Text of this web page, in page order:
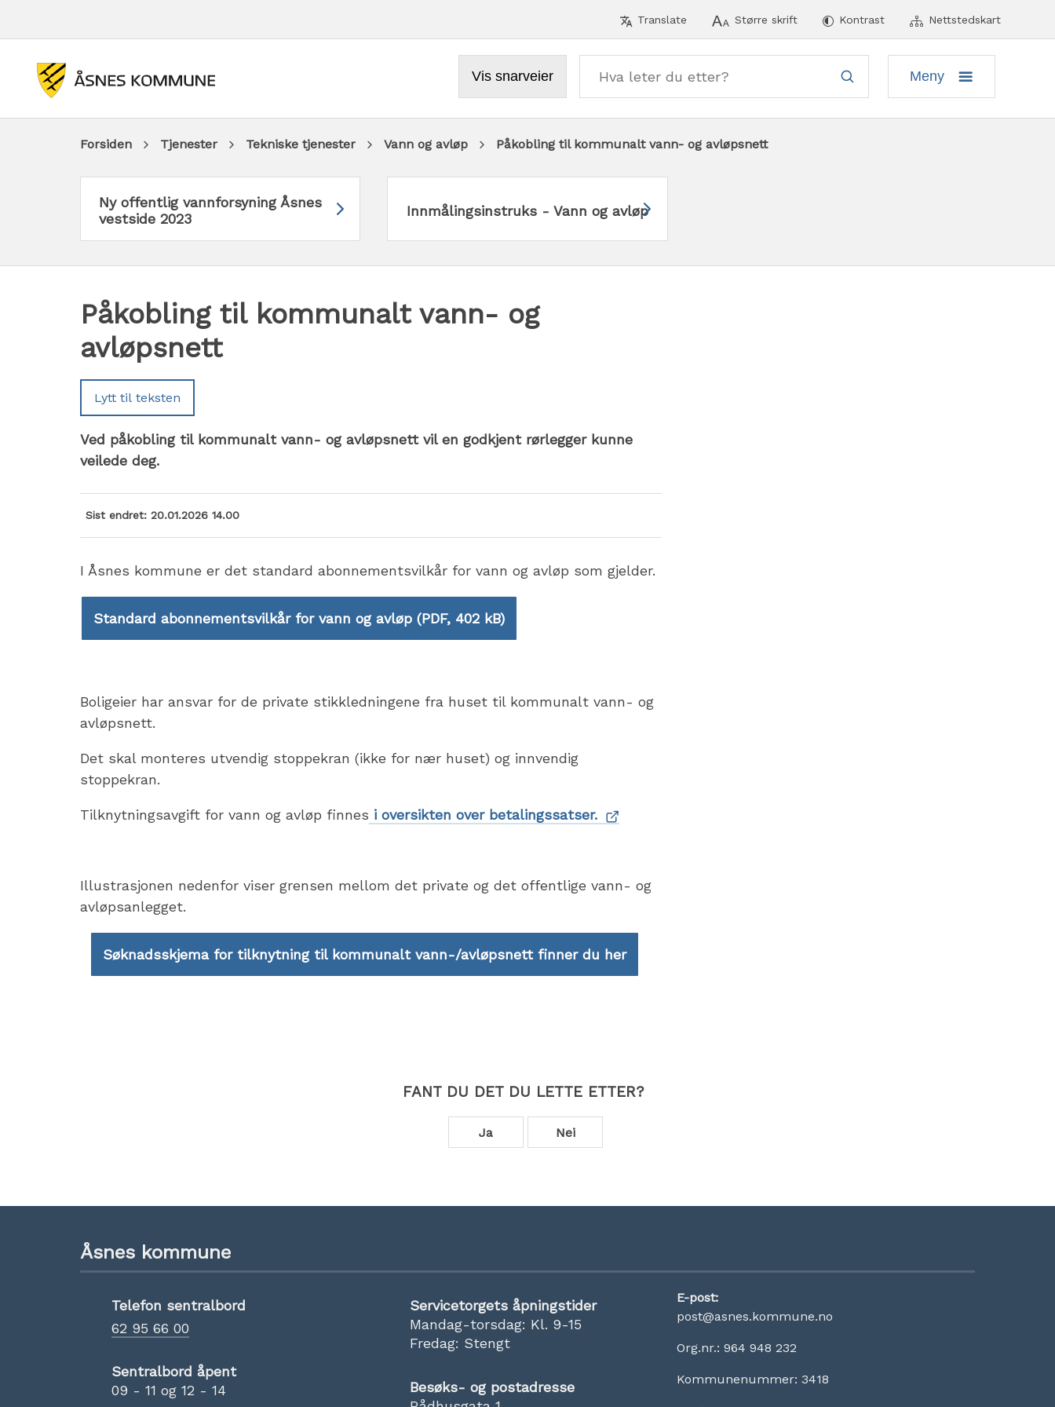
Verktøymeny
Translate Større skrift Kontrast Nettstedskart
Vis snarveier Meny
Du
er
her:
Forsiden Tjenester Tekniske tjenester Vann og avløp Påkobling til kommunalt vann- og avløpsnett
Ny offentlig vannforsyning Åsnes
vestside 2023
Innmålingsinstruks - Vann og avløp
Påkobling til kommunalt vann- og
avløpsnett
Lytt til teksten
Ved påkobling til kommunalt vann- og avløpsnett vil en godkjent rørlegger kunne
veilede deg.
Sist endret 20.01.2026 14.00
I Åsnes kommune er det standard abonnementsvilkår for vann og avløp som gjelder.
Standard abonnementsvilkår for vann og avløp (PDF, 402 kB)
Boligeier har ansvar for de private stikkledningene fra huset til kommunalt vann- og
avløpsnett.
Det skal monteres utvendig stoppekran (ikke for nær huset) og innvendig
stoppekran.
Tilknytningsavgift for vann og avløp finnes i oversikten over betalingssatser.
Illustrasjonen nedenfor viser grensen mellom det private og det offentlige vann- og
avløpsanlegget.
Søknadsskjema for tilknytning til kommunalt vann-/avløpsnett finner du her
FANT DU DET DU LETTE ETTER?
Ja Nei
Åsnes kommune
Telefon sentralbord
62 95 66 00
Sentralbord åpent
09 - 11 og 12 - 14
Servicetorgets åpningstider
Mandag-torsdag: Kl. 9-15
Fredag: Stengt
Besøks- og postadresse
E-post:
post@asnes.kommune.no
Org.nr.: 964 948 232
Kommunenummer: 3418